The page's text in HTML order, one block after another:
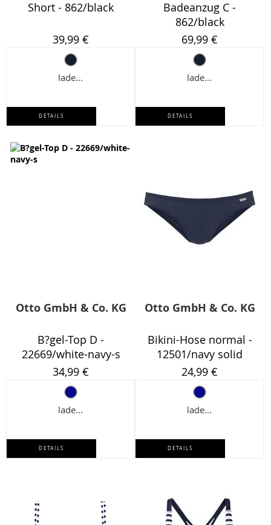
Short - 862/black
39,99 €
lade...
DETAILS
Badeanzug C -
862/black
69,99 €
lade...
DETAILS
Otto GmbH & Co. KG
B?gel-Top D -
22669/white-navy-s
34,99 €
lade...
DETAILS
Otto GmbH & Co. KG
Bikini-Hose normal -
12501/navy solid
24,99 €
lade...
DETAILS